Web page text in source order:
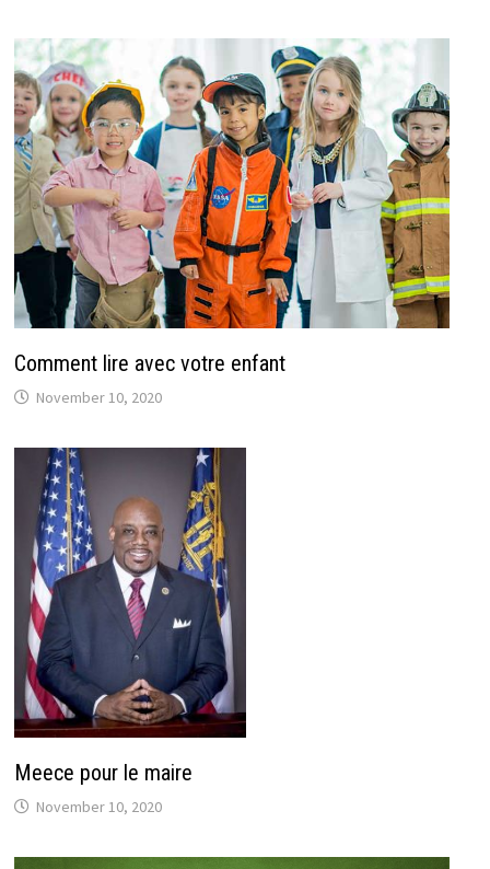
Comment lire avec votre enfant
November 10, 2020
Meece pour le maire
November 10, 2020